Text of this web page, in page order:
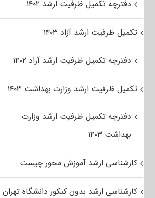
دفترچه تکمیل ظرفیت ارشد ۱۴۰۲
تکمیل ظرفیت ارشد آزاد ۱۴۰۳
دفترچه تکمیل ظرفیت ارشد آزاد ۱۴۰۲
تکمیل ظرفیت ارشد وزارت بهداشت ۱۴۰۳
دفترچه تکمیل ظرفیت ارشد وزارت
بهداشت ۱۴۰۳
کارشناسی ارشد آموزش محور چیست
کارشناسی ارشد بدون کنکور دانشگاه تهران